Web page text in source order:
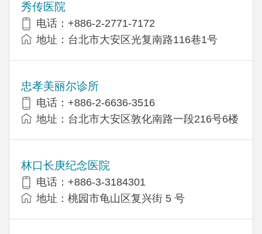
秀传医院
电话：+886-2-2771-7172
地址：台北市大安区光复南路116巷1号
忠孝美丽尔诊所
电话：+886-2-6636-3516
地址：台北市大安区敦化南路一段216号6楼
林口长庚纪念医院
电话：+886-3-3184301
地址：桃园市龟山区复兴街 5 号